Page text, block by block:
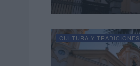
CULTURA Y TRADICIONES